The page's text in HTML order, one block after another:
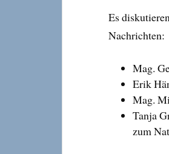
Es
Nachrichten:
Mag.
Erik
Mag.
Tanja
zum